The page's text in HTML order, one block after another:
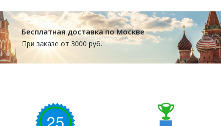
Бесплатная доставка по Москве
При заказе от 3000 руб.